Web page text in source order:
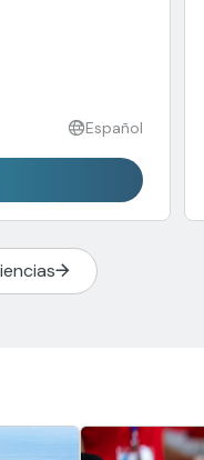
Español